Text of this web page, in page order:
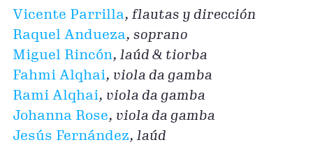
Vicente Parrilla, flautas y dirección
Raquel Andueza, soprano
Miguel Rincón,laúd & tiorba
Fahmi Alqhai, viola da gamba
Rami Alqhai, viola da gamba
Johanna Rose, viola da gamba
Jesús Fernández,laúd